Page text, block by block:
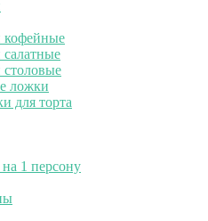
ложки
для торта
1 персону